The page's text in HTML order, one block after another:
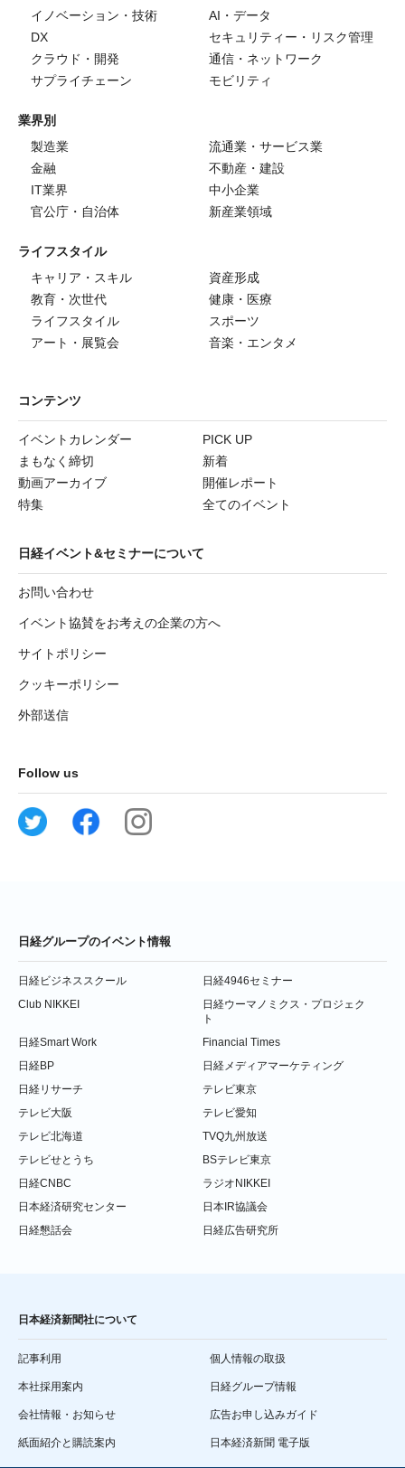
イノベーション・技術
AI・データ
DX
セキュリティー・リスク管理
クラウド・開発
通信・ネットワーク
サプライチェーン
モビリティ
業界別
製造業
流通業・サービス業
金融
不動産・建設
IT業界
中小企業
官公庁・自治体
新産業領域
ライフスタイル
キャリア・スキル
資産形成
教育・次世代
健康・医療
ライフスタイル
スポーツ
アート・展覧会
音楽・エンタメ
コンテンツ
イベントカレンダー
PICK UP
まもなく締切
新着
動画アーカイブ
開催レポート
特集
全てのイベント
日経イベント&セミナーについて
お問い合わせ
イベント協賛をお考えの企業の方へ
サイトポリシー
クッキーポリシー
外部送信
Follow us
日経グループのイベント情報
日経ビジネススクール
日経4946セミナー
Club NIKKEI
日経ウーマノミクス・プロジェク
ト
日経Smart Work
Financial Times
日経BP
日経メディアマーケティング
日経リサーチ
テレビ東京
テレビ大阪
テレビ愛知
テレビ北海道
TVQ九州放送
テレビせとうち
BSテレビ東京
日経CNBC
ラジオNIKKEI
日本経済研究センター
日本IR協議会
日経懇話会
日経広告研究所
日本経済新聞社について
記事利用 個人情報の取扱
本社採用案内 日経グループ情報
会社情報・お知らせ 広告お申し込みガイド
紙面紹介と購読案内 日本経済新聞 電子版